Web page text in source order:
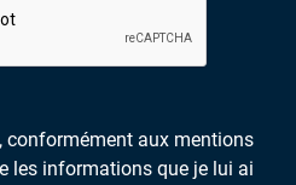
conformément aux mentions
les informations que je lui ai